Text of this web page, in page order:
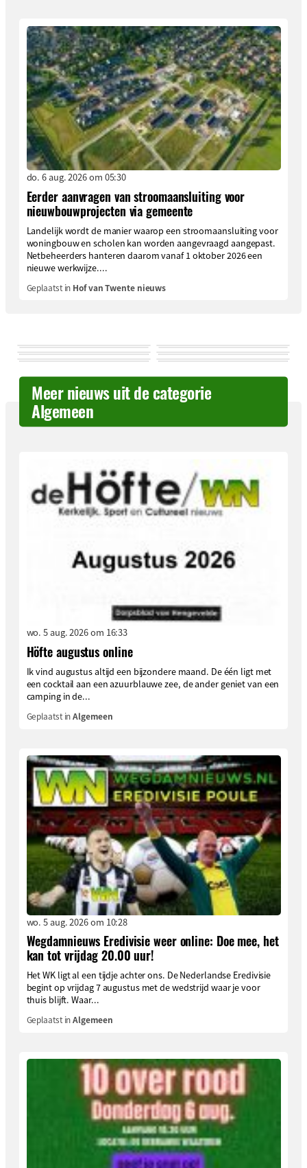
do. 6 aug. 2026 om 05:30
Eerder aanvragen van stroomaansluiting voor
nieuwbouwprojecten via gemeente
Landelijk wordt de manier waarop een stroomaansluiting voor
woningbouw en scholen kan worden aangevraagd aangepast.
Netbeheerders hanteren daarom vanaf 1 oktober 2026 een
nieuwe werkwijze....
Geplaatst in Hof van Twente nieuws
Meer nieuws uit de categorie
Algemeen
wo. 5 aug. 2026 om 16:33
Höfte augustus online
Ik vind augustus altijd een bijzondere maand. De één ligt met
een cocktail aan een azuurblauwe zee, de ander geniet van een
camping in de...
Geplaatst inAlgemeen
wo. 5 aug. 2026 om 10:28
Wegdamnieuws Eredivisie weer online: Doe mee, het
kan tot vrijdag 20.00 uur!
Het WK ligt al een tijdje achter ons. De Nederlandse Eredivisie
begint op vrijdag 7 augustus met de wedstrijd waar je voor
thuis blijft. Waar...
Geplaatst inAlgemeen